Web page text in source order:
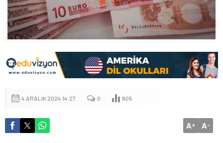
4 ARALIK 2024 14:27 0 805
A+ A-